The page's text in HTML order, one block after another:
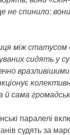
це не спинило:
між статусом
сидять у
й сама
паралелі
судять за